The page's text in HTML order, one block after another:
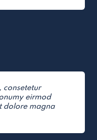
consetetur
eirmod
dolore magna